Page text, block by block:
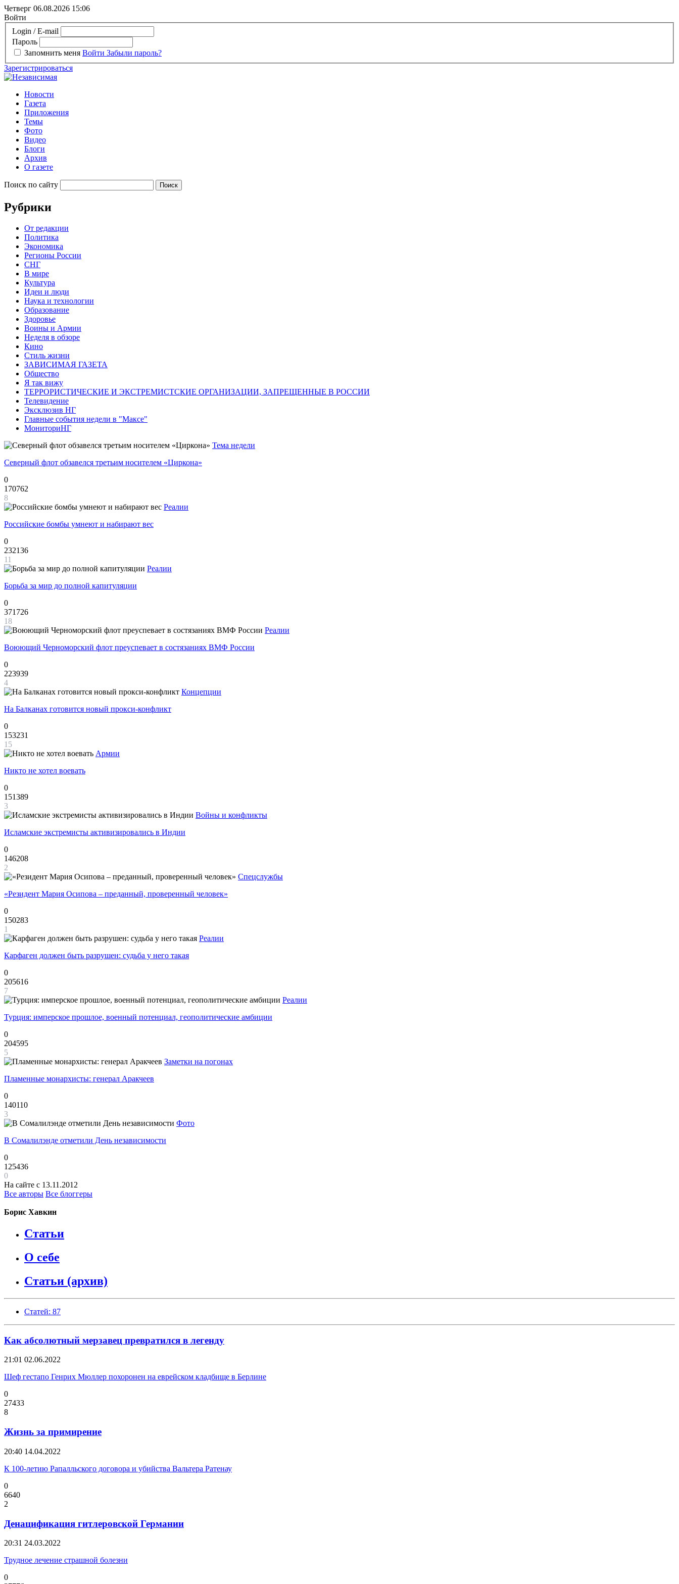
Четверг 06.08.2026 15:06
Войти
Login / E-mail
Пароль
Запомнить меня Войти Забыли пароль?
Зарегистрироваться
Новости
Газета
Приложения
Темы
Фото
Видео
Блоги
Архив
О газете
Поиск по сайту
Рубрики
От редакции
Политика
Экономика
Регионы России
СНГ
В мире
Культура
Идеи и люди
Наука и технологии
Образование
Здоровье
Воины и Армии
Неделя в обзоре
Кино
Стиль жизни
ЗАВИСИМАЯ ГАЗЕТА
Общество
Я так вижу
ТЕРРОРИСТИЧЕСКИЕ И ЭКСТРЕМИСТСКИЕ ОРГАНИЗАЦИИ, ЗАПРЕЩЕННЫЕ В РОССИИ
Телевидение
Эксклюзив НГ
Главные события недели в "Максе"
МониториНГ
Тема недели
Северный флот обзавелся третьим носителем «Циркона»
0
170762
8
Реалии
Российские бомбы умнеют и набирают вес
0
232136
11
Реалии
Борьба за мир до полной капитуляции
0
371726
18
Реалии
Воюющий Черноморский флот преуспевает в состязаниях ВМФ России
0
223939
4
Концепции
На Балканах готовится новый прокси-конфликт
0
153231
15
Армии
Никто не хотел воевать
0
151389
3
Войны и конфликты
Исламские экстремисты активизировались в Индии
0
146208
2
Спецслужбы
«Резидент Мария Осипова – преданный, проверенный человек»
0
150283
1
Реалии
Карфаген должен быть разрушен: судьба у него такая
0
205616
7
Реалии
Турция: имперское прошлое, военный потенциал, геополитические амбиции
0
204595
5
Заметки на погонах
Пламенные монархисты: генерал Аракчеев
0
140110
3
Фото
В Сомалилэнде отметили День независимости
0
125436
0
На сайте с 13.11.2012
Все авторы Все блоггеры
Борис Хавкин
Статьи
О себе
Статьи (архив)
Статей: 87
Как абсолютный мерзавец превратился в легенду
21:01 02.06.2022
Шеф гестапо Генрих Мюллер похоронен на еврейском кладбище в Берлине
0
27433
8
Жизнь за примирение
20:40 14.04.2022
К 100-летию Рапалльского договора и убийства Вальтера Ратенау
0
6640
2
Денацификация гитлеровской Германии
20:31 24.03.2022
Трудное лечение страшной болезни
0